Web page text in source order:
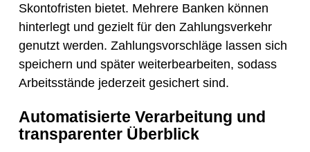
Skontofristen bietet. Mehrere Banken können
hinterlegt und gezielt für den Zahlungsverkehr
genutzt werden. Zahlungsvorschläge lassen sich
speichern und später weiterbearbeiten, sodass
Arbeitsstände jederzeit gesichert sind.
Automatisierte Verarbeitung und
transparenter Überblick